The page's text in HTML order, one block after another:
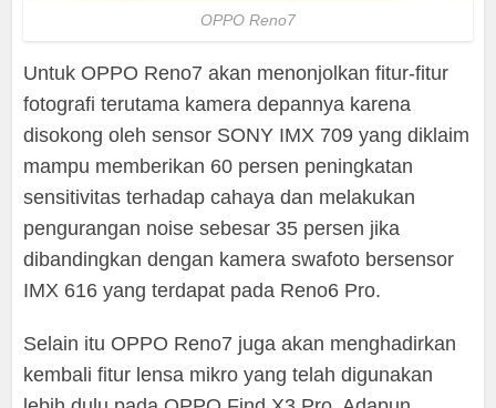
OPPO Reno7
Untuk OPPO Reno7 akan menonjolkan fitur-fitur
fotografi terutama kamera depannya karena
disokong oleh sensor SONY IMX 709 yang diklaim
mampu memberikan 60 persen peningkatan
sensitivitas terhadap cahaya dan melakukan
pengurangan noise sebesar 35 persen jika
dibandingkan dengan kamera swafoto bersensor
IMX 616 yang terdapat pada Reno6 Pro.
Selain itu OPPO Reno7 juga akan menghadirkan
kembali fitur lensa mikro yang telah digunakan